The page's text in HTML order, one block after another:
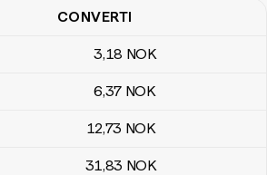
argentins vers couronnes
CONVERTI
3,18 NOK
6,37 NOK
12,73 NOK
31,83 NOK